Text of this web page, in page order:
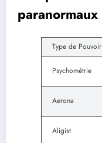
paranormaux
Type de Pouvoir
Psychométrie
Aerona
Aligist